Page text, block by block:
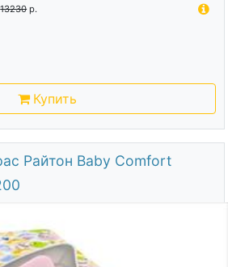
13230 р.
Купить
Райтон Baby Comfort